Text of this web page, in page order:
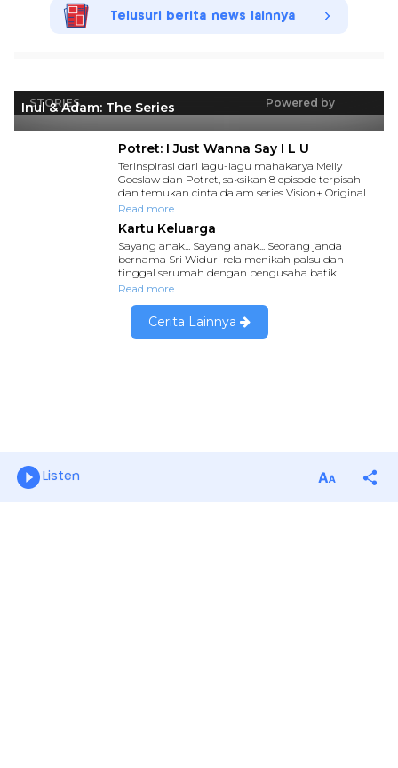
Telusuri berita news lainnya
Listen